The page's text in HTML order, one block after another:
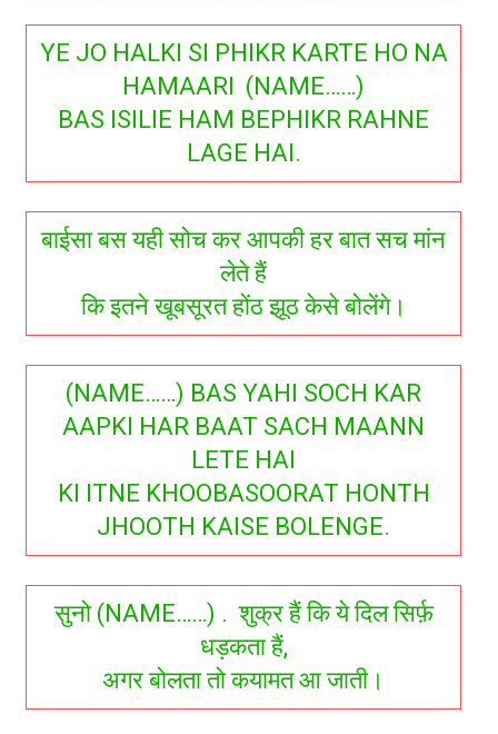
YE JO HALKI SI PHIKR KARTE HO NA
HAMAARI (NAME……)
BAS ISILIE HAM BEPHIKR RAHNE
LAGE HAI.
बाईसा बस यही सोच कर आपकी हर बात सच मांन
लेते हैं
कि इतने खूबसूरत होंठ झूठ केसे बोलेंगे।
(NAME……) BAS YAHI SOCH KAR
AAPKI HAR BAAT SACH MAANN
LETE HAI
KI ITNE KHOOBASOORAT HONTH
JHOOTH KAISE BOLENGE.
सुनो (NAME……) . शुक्र हैं कि ये दिल सिर्फ़
धड़कता हैं,
अगर बोलता तो कयामत आ जाती।